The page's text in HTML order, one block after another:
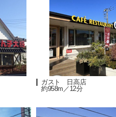
ガスト 日高店
約958m／12分